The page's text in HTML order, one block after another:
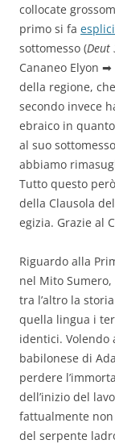
collocate
primo si fa
sottomesso (Deut
Cananeo Elyon ➡
della regione,
secondo invece
ebraico in
al suo
abbiamo
Tutto questo
della Clausola
egizia. Grazie al
Riguardo alla
nel Mito
tra l’altro la
quella lingua i
identici. Volendo
babilonese di
perdere
dell’inizio del
fattualmente non
del serpente